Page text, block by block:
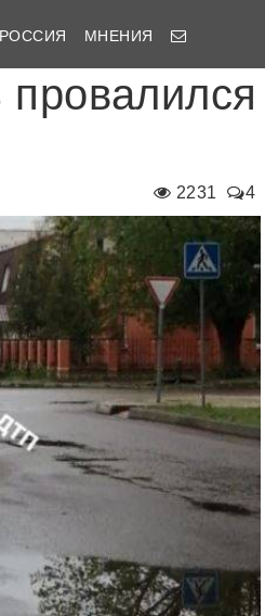
РОССИЯ МНЕНИЯ
2231 4